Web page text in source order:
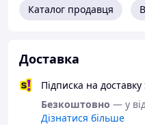
довкілля.
Каталог продавця
Доставка
Підписка на
Безкоштовно — у
Дізнатися більше